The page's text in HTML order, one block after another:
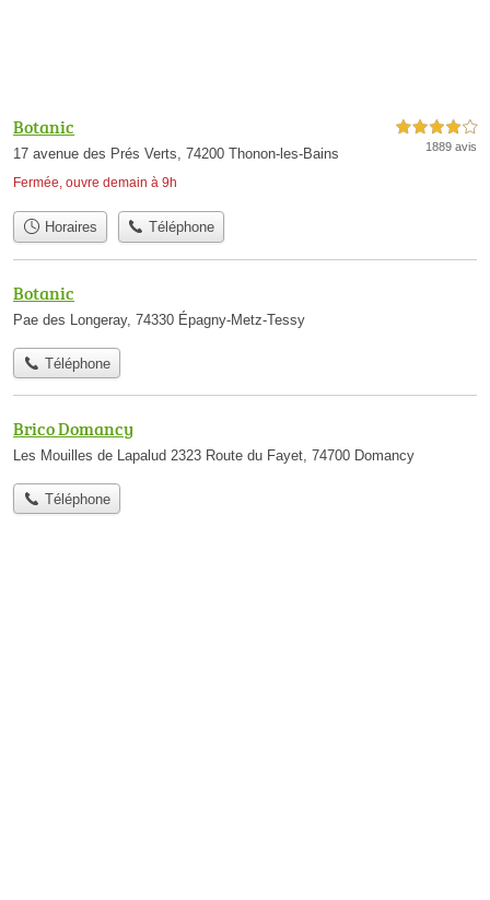
Botanic
17 avenue des Prés Verts, 74200 Thonon-les-Bains
Fermée, ouvre demain à 9h
4,0 étoiles sur 5
1889 avis
Horaires Téléphone
Botanic
Pae des Longeray, 74330 Épagny-Metz-Tessy
Téléphone
Brico Domancy
Les Mouilles de Lapalud 2323 Route du Fayet, 74700 Domancy
Téléphone